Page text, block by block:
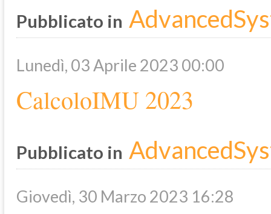
Pubblicato in
Lunedì, 03 Aprile 2023 00:00
CalcoloIMU 2023
Pubblicato in
Giovedì, 30 Marzo 2023 16:28